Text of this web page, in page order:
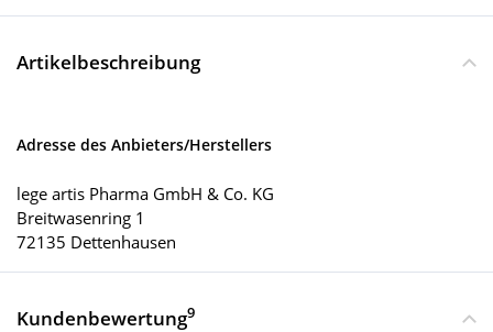
Artikelbeschreibung
Adresse des Anbieters/Herstellers
lege artis Pharma GmbH & Co. KG
Breitwasenring 1
72135 Dettenhausen
Kundenbewertung9